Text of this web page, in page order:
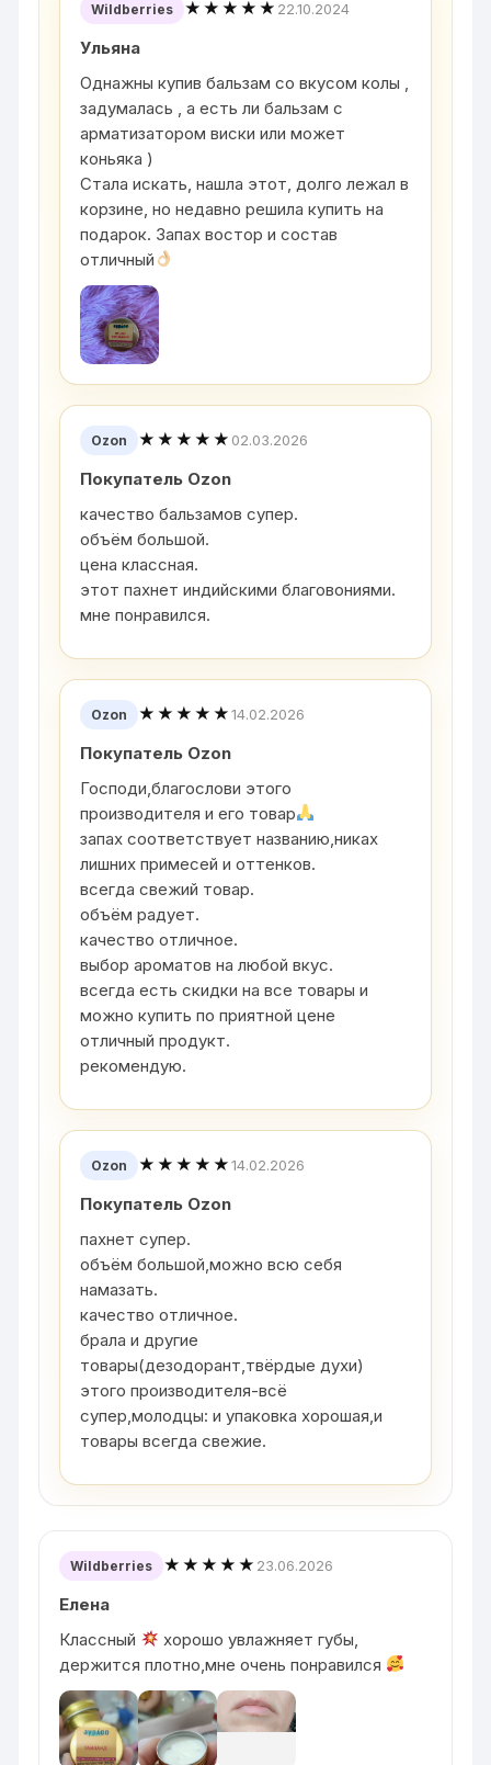
Wildberries ★★★★★ 22.10.2024
Ульяна
Однажны купив бальзам со вкусом колы ,
задумалась , а есть ли бальзам с
арматизатором виски или может
коньяка )
Стала искать, нашла этот, долго лежал в
корзине, но недавно решила купить на
подарок. Запах востор и состав
отличный
Ozon ★★★★★ 02.03.2026
Покупатель Ozon
качество бальзамов супер.
объём большой.
цена классная.
этот пахнет индийскими благовониями.
мне понравился.
Ozon ★★★★★14.02.2026
Покупатель Ozon
Господи,благослови этого
производителя и его товар
запах соответствует названию,никах
лишних примесей и оттенков.
всегда свежий товар.
объём радует.
качество отличное.
выбор ароматов на любой вкус.
всегда есть скидки на все товары и
можно купить по приятной цене
отличный продукт.
рекомендую.
Ozon ★★★★★14.02.2026
Покупатель Ozon
пахнет супер.
объём большой,можно всю себя
намазать.
качество отличное.
брала и другие
товары(дезодорант,твёрдые духи)
этого производителя-всё
супер,молодцы: и упаковка хорошая,и
товары всегда свежие.
Wildberries ★★★★★ 23.06.2026
Елена
Классный
хорошо увлажняет губы,
держится плотно,мне очень понравился